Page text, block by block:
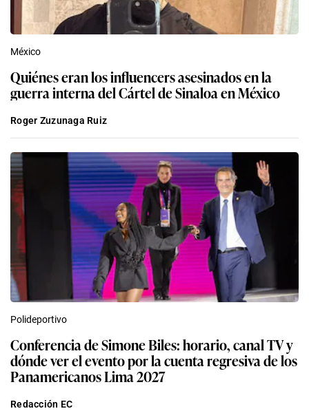
México
Quiénes eran los influencers asesinados en la
guerra interna del Cártel de Sinaloa en México
Roger Zuzunaga Ruiz
Polideportivo
Conferencia de Simone Biles: horario, canal TV y
dónde ver el evento por la cuenta regresiva de los
Panamericanos Lima 2027
Redacción EC